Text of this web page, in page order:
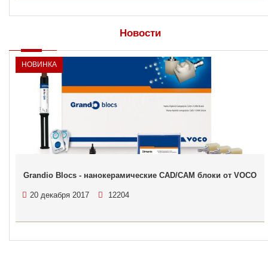
Новости
НОВИНКА
Grandio Blocs - нанокерамические CAD/CAM блоки от VOCO
20 декабря 2017 12204